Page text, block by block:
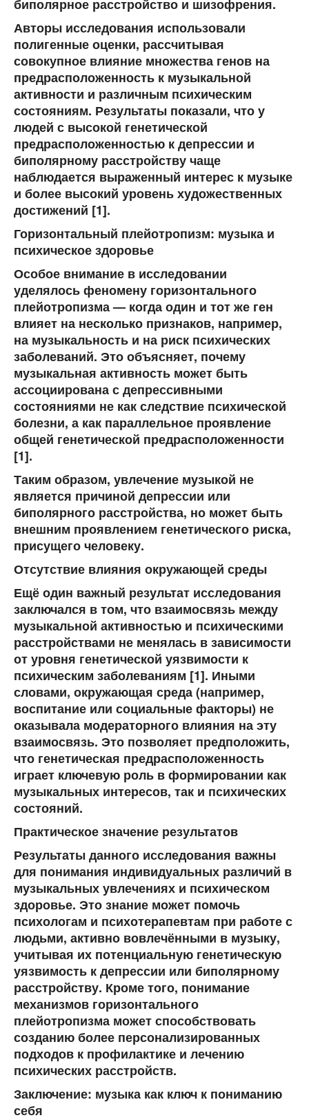
биполярное расстройство и шизофрения.
Авторы исследования использовали
полигенные оценки, рассчитывая
совокупное влияние множества генов на
предрасположенность к музыкальной
активности и различным психическим
состояниям. Результаты показали, что у
людей с высокой генетической
предрасположенностью к депрессии и
биполярному расстройству чаще
наблюдается выраженный интерес к музыке
и более высокий уровень художественных
достижений [1].
Горизонтальный плейотропизм: музыка и
психическое здоровье
Особое внимание в исследовании
уделялось феномену горизонтального
плейотропизма — когда один и тот же ген
влияет на несколько признаков, например,
на музыкальность и на риск психических
заболеваний. Это объясняет, почему
музыкальная активность может быть
ассоциирована с депрессивными
состояниями не как следствие психической
болезни, а как параллельное проявление
общей генетической предрасположенности
[1].
Таким образом, увлечение музыкой не
является причиной депрессии или
биполярного расстройства, но может быть
внешним проявлением генетического риска,
присущего человеку.
Отсутствие влияния окружающей среды
Ещё один важный результат исследования
заключался в том, что взаимосвязь между
музыкальной активностью и психическими
расстройствами не менялась в зависимости
от уровня генетической уязвимости к
психическим заболеваниям [1]. Иными
словами, окружающая среда (например,
воспитание или социальные факторы) не
оказывала модераторного влияния на эту
взаимосвязь. Это позволяет предположить,
что генетическая предрасположенность
играет ключевую роль в формировании как
музыкальных интересов, так и психических
состояний.
Практическое значение результатов
Результаты данного исследования важны
для понимания индивидуальных различий в
музыкальных увлечениях и психическом
здоровье. Это знание может помочь
психологам и психотерапевтам при работе с
людьми, активно вовлечёнными в музыку,
учитывая их потенциальную генетическую
уязвимость к депрессии или биполярному
расстройству. Кроме того, понимание
механизмов горизонтального
плейотропизма может способствовать
созданию более персонализированных
подходов к профилактике и лечению
психических расстройств.
Заключение: музыка как ключ к пониманию
себя